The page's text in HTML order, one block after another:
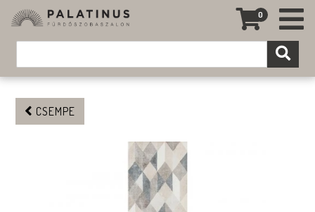
0
CSEMPE